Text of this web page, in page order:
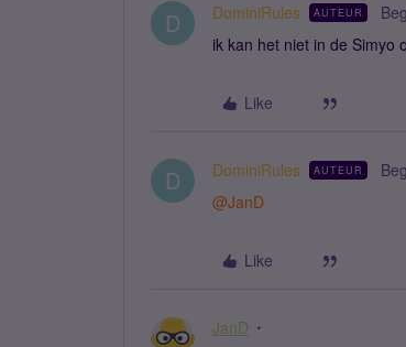
D DominiRules AUTEUR
ik kan het niet in de Simyo
Like
D DominiRules AUTEUR
@JanD
Like
JanD